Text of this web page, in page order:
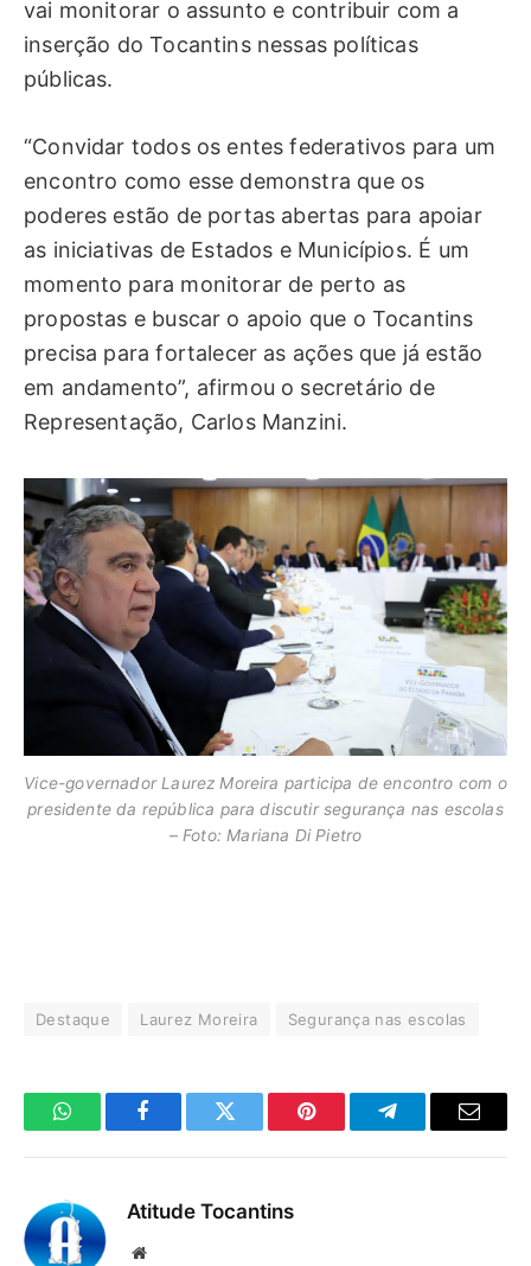
vai monitorar o assunto e contribuir com a
inserção do Tocantins nessas políticas
públicas.
“Convidar todos os entes federativos para um
encontro como esse demonstra que os
poderes estão de portas abertas para apoiar
as iniciativas de Estados e Municípios. É um
momento para monitorar de perto as
propostas e buscar o apoio que o Tocantins
precisa para fortalecer as ações que já estão
em andamento”, afirmou o secretário de
Representação, Carlos Manzini.
Vice-governador Laurez Moreira participa de encontro com o
presidente da república para discutir segurança nas escolas
– Foto: Mariana Di Pietro
Destaque Laurez Moreira Segurança nas escolas
WhatsAppFacebookTwitter Pinterest TelegramaE-
Atitude Tocantins
Site